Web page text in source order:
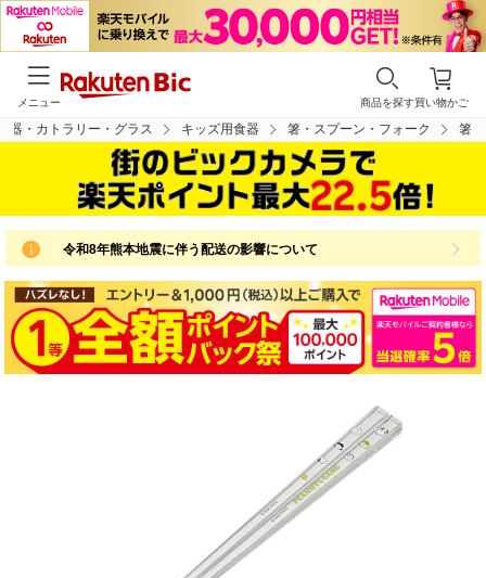
買い物かご
商品を探す
メニュー
器・カトラリー・グラス キッズ用食器 箸・スプーン・フォーク 箸
令和8年熊本地震に伴う配送の影響について